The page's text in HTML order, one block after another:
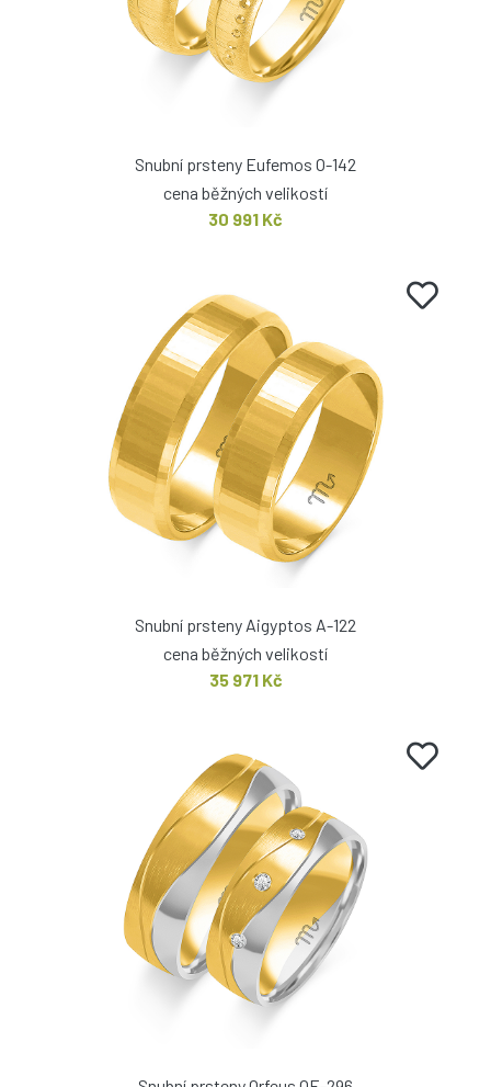
Snubní prsteny Eufemos O-142
cena běžných velikostí
30 991 Kč
Snubní prsteny Aigyptos A-122
cena běžných velikostí
35 971 Kč